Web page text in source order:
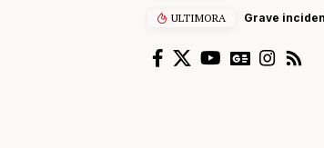
ULTIMORA Grave